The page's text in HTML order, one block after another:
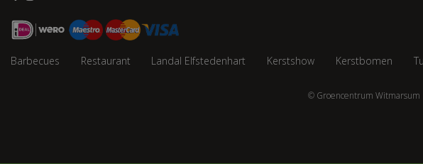
Barbecues Restaurant Landal Elfstedenhart Kerstshow Kerstbomen
© Groencentrum Witmarsum